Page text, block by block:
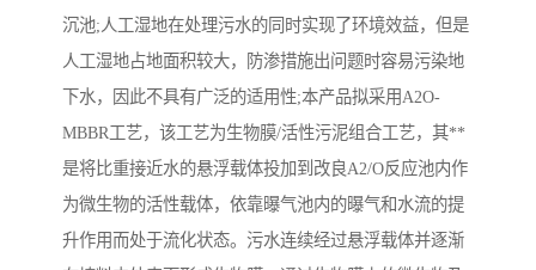
沉池;人工湿地在处理污水的同时实现了环境效益，但是
人工湿地占地面积较大，防渗措施出问题时容易污染地
下水，因此不具有广泛的适用性;本产品拟采用A2O-
MBBR工艺，该工艺为生物膜/活性污泥组合工艺，其**
是将比重接近水的悬浮载体投加到改良A2/O反应池内作
为微生物的活性载体，依靠曝气池内的曝气和水流的提
升作用而处于流化状态。污水连续经过悬浮载体并逐渐